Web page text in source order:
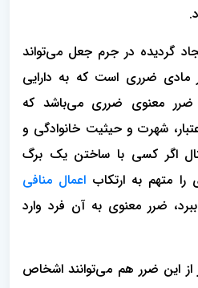
گردیده در جرم جعل می‌تواند
مادی ضرری است که به دارایی
معنوی ضرری می‌باشد که
شهرت و حیثیت خانوادگی و
اگر کسی با ساختن یک برگ
متهم به ارتکاب اعمال منافی
ببرد، ضرر معنوی به آن فرد وارد
از این ضرر هم می‌توانند اشخاص